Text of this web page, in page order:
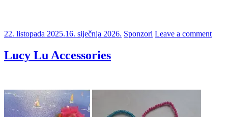
22. listopada 2025.16. siječnja 2026. Sponzori Leave a comment
Lucy Lu Accessories